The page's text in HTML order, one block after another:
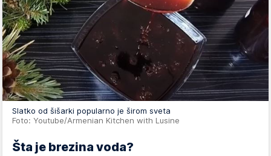
Slatko od šišarki popularno je širom sveta
Foto: Youtube/Armenian Kitchen with Lusine
Šta je brezina voda?